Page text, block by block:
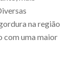
na região
com uma maior